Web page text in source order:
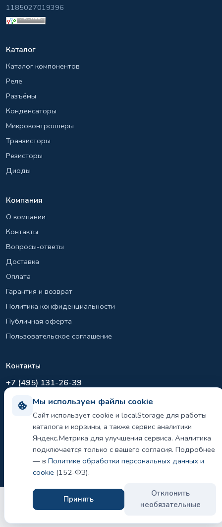
Мы используем файлы cookie
Сайт использует cookie и localStorage для работы
каталога и корзины, а также сервис аналитики
Яндекс.Метрика для улучшения сервиса. Аналитика
подключается только с вашего согласия. Подробнее
— в Политике обработки персональных данных и
cookie (152-ФЗ).
Принять
Отклонить
необязательные
1185027019396
Каталог
Каталог компонентов
Реле
Разъёмы
Конденсаторы
Микроконтроллеры
Транзисторы
Резисторы
Диоды
Компания
О компании
Контакты
Вопросы-ответы
Доставка
Оплата
Гарантия и возврат
Политика конфиденциальности
Публичная оферта
Пользовательское соглашение
Контакты
+7 (495) 131-26-39
info@el-sirius.ru
МО, г. Раменское, ул. Карла Маркса
Склад: Шереметьево, Московская область
2026 ООО «ЭЛ-СИРИУС». Все права защищены.
Политика конфиденциальности и использования cookie